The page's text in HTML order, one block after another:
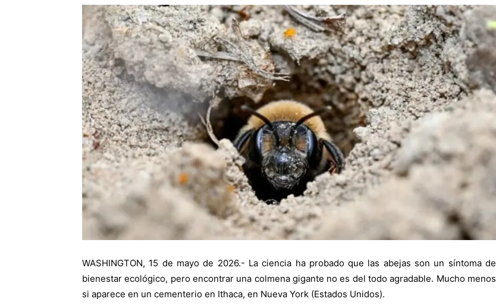
WASHINGTON, 15 de mayo de 2026.- La ciencia ha probado que las abejas son un síntoma de
bienestar ecológico, pero encontrar una colmena gigante no es del todo agradable. Mucho menos
si aparece en un cementerio en Ithaca, en Nueva York (Estados Unidos).